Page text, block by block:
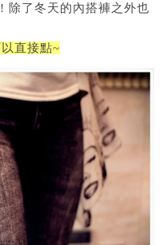
除了冬天的內搭褲之外也
直接點~